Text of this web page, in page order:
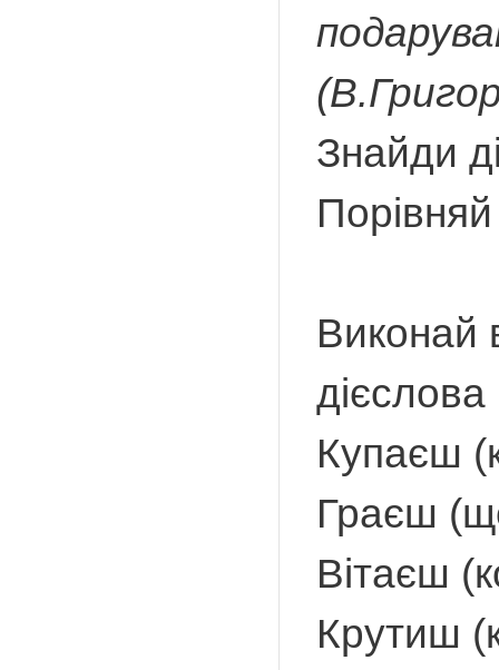
Знайди
Виконай
Купаєш
Граєш
Вітаєш
Крутиш